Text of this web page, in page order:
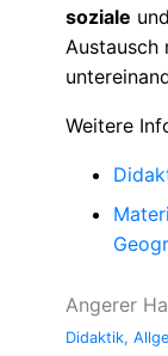
soziale und
Austausch
Weitere
Angerer
Didaktik